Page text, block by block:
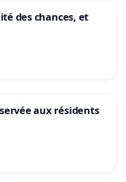
des chances, et
aux résidents